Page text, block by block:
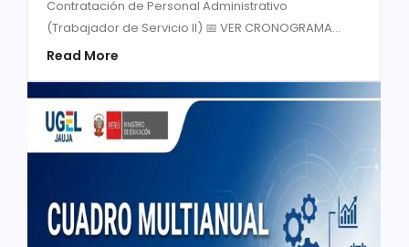
Contratación de Personal Administrativo
(Trabajador de Servicio II) 📅 VER CRONOGRAMA...
Read More